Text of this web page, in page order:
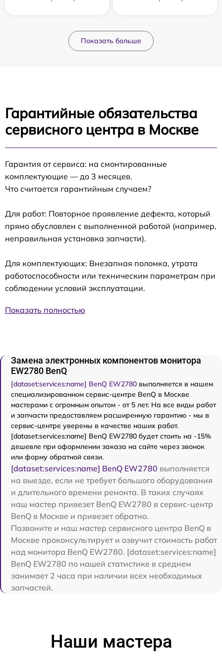
Показать больше
Гарантийные обязательства
сервисного центра в Москве
Гарантия от сервиса: на смонтированные
комплектующие — до 3 месяцев.
Что считается гарантийным случаем?
Для работ: Повторное проявление дефекта, который
прямо обусловлен с выполненной работой (например,
неправильная установка запчасти).
Для комплектующих: Внезапная поломка, утрата
работоспособности или техническим параметрам при
соблюдении условий эксплуатации.
Показать полностью
Замена электронных компонентов монитора
EW2780 BenQ
[dataset:services:name] BenQ EW2780 выполняется в нашем
специализированном сервис-центре BenQ в Москве
мастерами с огромным опытом - от 5 лет. На все виды работ
и запчасти предоставляем расширенную гарантию - мы в
сервис-центре уверены в качестве наших работ.
[dataset:services:name] BenQ EW2780 будет стоить на -15%
дешевле при оформлении заказа на сайте через звонок
или форму обратной связи.
[dataset:services:name] BenQ EW2780 выполняется
на выезде, если не требует большого оборудования
и длительного времени ремонта. В таких случаях
наш мастер привезет BenQ EW2780 в сервис-центр
BenQ в Москве и привезет обратно.
Позвоните и наш мастер сервисного центра BenQ в
Москве проконсультирует и озвучит стоимость работ
над монитора BenQ EW2780. [dataset:services:name]
BenQ EW2780 по нашей статистике в среднем
занимает 2 часа при наличии всех необходимых
запчастей.
Наши мастера